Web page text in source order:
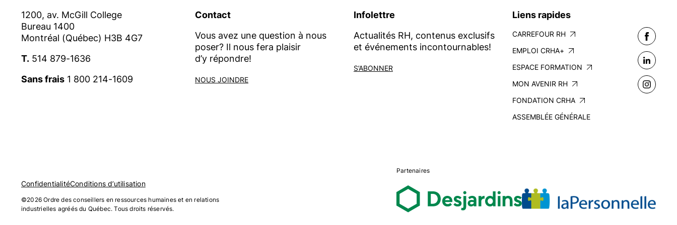
1200, av. McGill College
Bureau 1400
Montréal (Québec) H3B 4G7
T. 514 879-1636
Sans frais 1 800 214-1609
Contact
Vous avez une question à nous
poser? Il nous fera plaisir
d’y répondre!
NOUS JOINDRE
Infolettre
Actualités RH, contenus exclusifs
et événements incontournables!
S’ABONNER
Liens rapides
CARREFOUR RH
EMPLOI CRHA+
ESPACE FORMATION
MON AVENIR RH
FONDATION CRHA
ASSEMBLÉE GÉNÉRALE
ConfidentialitéConditions d’utilisation
©2026 Ordre des conseillers en ressources humaines et en relations
industrielles agréés du Québec. Tous droits réservés.
Partenaires